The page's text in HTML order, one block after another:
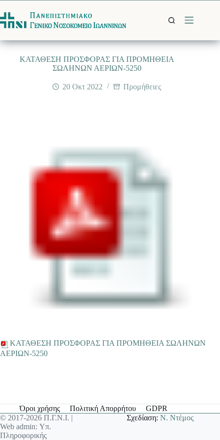
στο
περιεχόμενο
ΚΑΤΑΘΕΣΗ ΠΡΟΣΦΟΡΑΣ ΓΙΑ ΠΡΟΜΗΘΕΙΑ
ΣΩΛΗΝΩΝ ΑΕΡΙΩΝ-5250
20 Οκτ 2022 Προμήθειες
ΚΑΤΑΘΕΣΗ ΠΡΟΣΦΟΡΑΣ ΓΙΑ ΠΡΟΜΗΘΕΙΑ ΣΩΛΗΝΩΝ
ΑΕΡΙΩΝ-5250
Όροι χρήσης Πολιτική Απορρήτου
GDPR
© 2017-2026 Π.Γ.Ν.Ι. |
Web admin: Υπ.
Πληροφορικής
Σχεδίαση:Ν. Ντέμος